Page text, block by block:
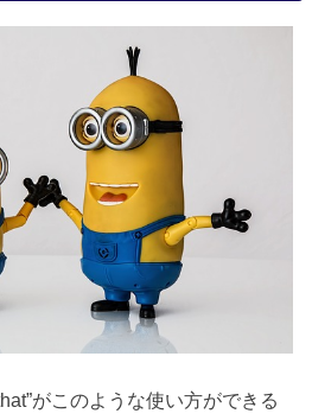
がこのような使い方ができる